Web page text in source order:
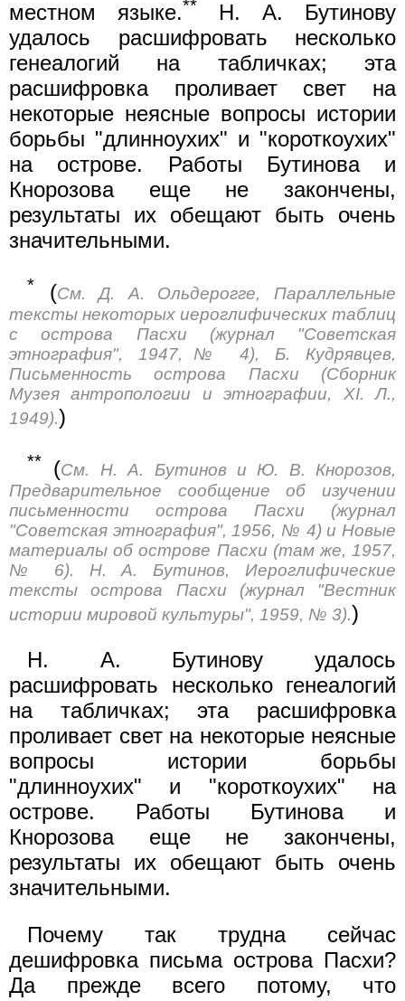
местном языке.**
Н. А. Бутинову
удалось расшифровать несколько
генеалогий на табличках; эта
расшифровка проливает свет на
некоторые неясные вопросы истории
борьбы "длинноухих" и "короткоухих"
на острове. Работы Бутинова и
Кнорозова еще не закончены,
результаты их обещают быть очень
значительными.
* (См. Д. А. Ольдерогге, Параллельные
тексты некоторых иероглифических таблиц
с острова Пасхи (журнал "Советская
этнография", 1947,№ 4), Б. Кудрявцев,
Письменность острова Пасхи (Сборник
Музея антропологии и этнографии, XI. Л.,
1949).)
** (См. Н. А. Бутинов и Ю. В. Кнорозов,
Предварительное сообщение об изучении
письменности острова Пасхи (журнал
"Советская этнография", 1956, № 4) и Новые
материалы об острове Пасхи (там же, 1957,
№ 6). Н. А. Бутинов, Иероглифические
тексты острова Пасхи (журнал "Вестник
истории мировой культуры", 1959, № 3).)
Н. А. Бутинову удалось
расшифровать несколько генеалогий
на табличках; эта расшифровка
проливает свет на некоторые неясные
вопросы истории борьбы
"длинноухих" и "короткоухих" на
острове. Работы Бутинова и
Кнорозова еще не закончены,
результаты их обещают быть очень
значительными.
Почему так трудна сейчас
дешифровка письма острова Пасхи?
Да прежде всего потому, что